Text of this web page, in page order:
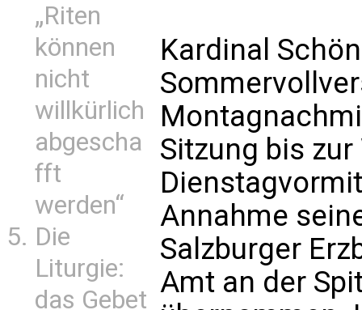
„Riten
können
nicht
willkürlich
abgescha
fft
werden“
Die
Liturgie:
das Gebet
Kardinal
Sitzung bis zur
Annahme
Salzburger
Amt an der